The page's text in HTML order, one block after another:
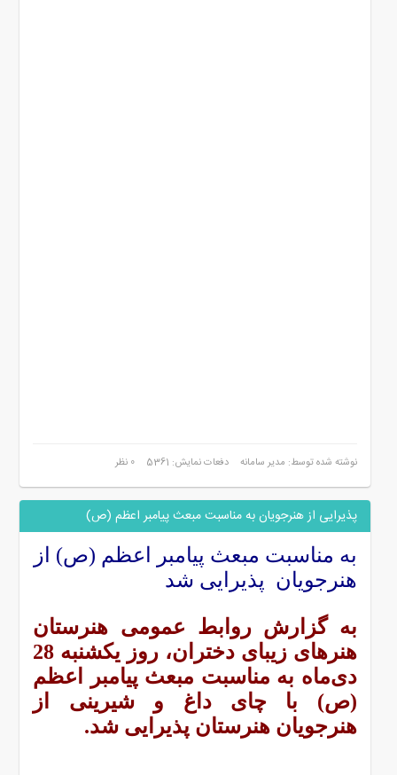
نوشته شده توسط: مدیر سامانه دفعات نمایش: 5361 0 نظر
پذیرایی از هنرجویان به مناسبت مبعث پیامبر اعظم (ص)
به مناسبت مبعث پیامبر اعظم (ص) از
هنرجویان پذیرایی شد
به گزارش روابط عمومی هنرستان
هنرهای زیبای دختران، روز یکشنبه 28
دی‌ماه به مناسبت مبعث پیامبر اعظم
(ص) با چای داغ و شیرینی از
هنرجویان هنرستان پذیرایی شد.